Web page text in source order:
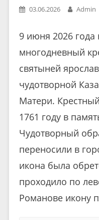
03.06.2026 Admin
9 июня 2026
многодневный
святыней
чудотворной
Матери.
1761 году в
Чудотворный
переносили в
икона была
проходило по
Романове икону